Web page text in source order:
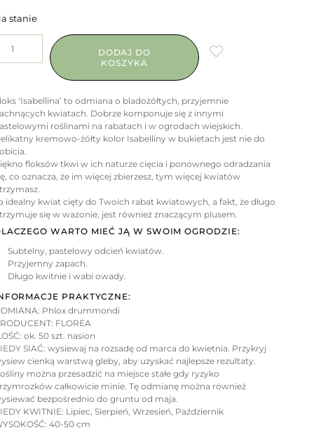
stanie
DODAJ DO
KOSZYKA
‘Isabellina’ to odmiana o bladożółtych, przyjemnie
kwiatach. Dobrze komponuje się z innymi
roślinami na rabatach i w ogrodach wiejskich.
kremowo-żółty kolor Isabelliny w bukietach jest nie do
floksów tkwi w ich naturze cięcia i ponownego odradzania
co oznacza, że ​​im więcej zbierzesz, tym więcej kwiatów
idealny kwiat cięty do Twoich rabat kwiatowych, a fakt, że długo
się w wazonie, jest również znaczącym plusem.
WARTO MIEĆ JĄ W SWOIM OGRODZIE:
Subtelny, pastelowy odcień kwiatów.
Przyjemny zapach.
Długo kwitnie i wabi owady.
PRAKTYCZNE:
Phlox drummondi
FLOREA
ok. 50 szt. nasion
SIAĆ: wysiewaj na rozsadę od marca do kwietnia. Przykryj
cienką warstwą gleby, aby uzyskać najlepsze rezultaty.
można przesadzić na miejsce stałe gdy ryzyko
całkowicie minie. Tę odmianę można również
bezpośrednio do gruntu od maja.
KWITNIE: Lipiec, Sierpień, Wrzesień, Październik
40-50 cm